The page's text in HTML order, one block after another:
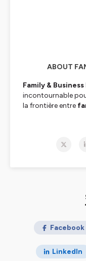
ABOUT
Family &
incontournable
la frontière entre
véritable
permettant de
Family & Co,
Facebook
LinkedIn